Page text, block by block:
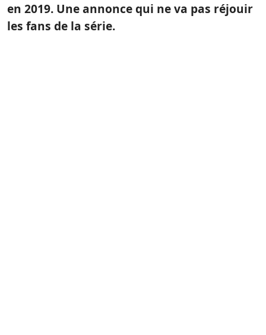
en 2019. Une annonce qui ne va pas réjouir
les fans de la série.